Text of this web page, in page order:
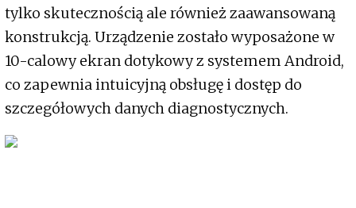
tylko skutecznością ale również zaawansowaną
konstrukcją. Urządzenie zostało wyposażone w
10-calowy ekran dotykowy z systemem Android,
co zapewnia intuicyjną obsługę i dostęp do
szczegółowych danych diagnostycznych.